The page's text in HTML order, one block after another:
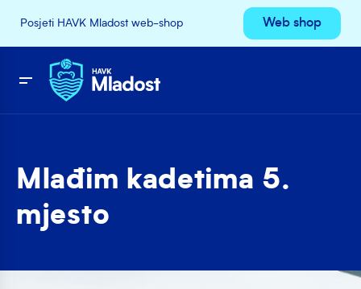
Posjeti HAVK Mladost web-shop Web shop
Mlađim kadetima 5.
mjesto